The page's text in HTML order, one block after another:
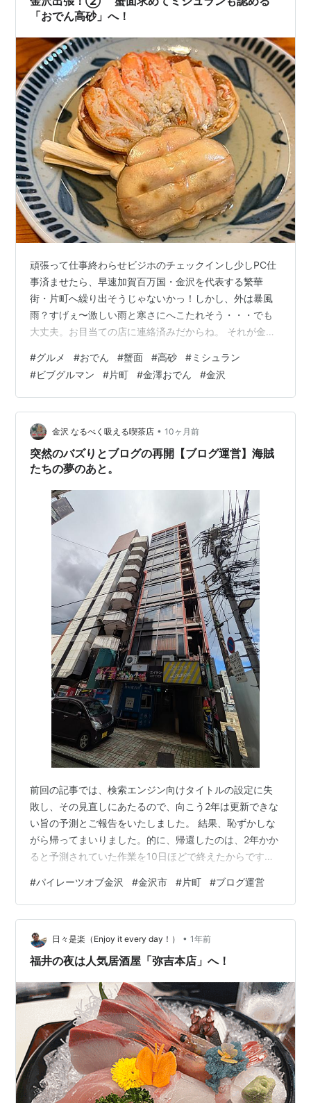
「おでん高砂」へ！
頑張って仕事終わらせビジホのチェックインし少しPC仕
事済ませたら、早速加賀百万国・金沢を代表する繁華
街・片町へ繰り出そうじゃないかっ！しかし、外は暴風
雨？すげぇ〜激しい雨と寒さにへこたれそう・・・でも
大丈夫。お目当ての店に連絡済みだからね。 それが金澤
ルマン獲得しているおでん屋さんだからね。だからって
格式ばった高級店ではなく、いわゆる典型的な大衆おで
ん屋さんというのがいいのだ。お目当てはもちろん金沢
の11〜12月といえばこの期間限定の「蟹面」しかないだ
ろう！待ちに待っただもんね。 何はともあれっまずは生
ビールだ！これがなきゃ始まらんだろう。もう…
#グルメ #おでん #蟹面 #高砂 #ミシュラン
#ビブグルマン #片町 #金澤おでん #金沢
金沢 なるべく吸える喫茶店 • 10ヶ月前
突然のバズりとブログの再開【ブログ運営】海賊
たちの夢のあと。
前回の記事では、検索エンジン向けタイトルの設定に失
敗し、その見直しにあたるので、向こう2年は更新できな
い旨の予測とご報告をいたしました。 結果、恥ずかしな
がら帰ってまいりました。的に、帰還したのは、2年かか
ると予測されていた作業を10日ほどで終えたからです。
自分を褒めてあげたい、あるいは愛でてあげたい。とい
うか、ちょっとした御人なら、数時間で終えたであろう
作業量であっただろうから、何をグズグズしていたんだ
ね、という気がしないでもない。 検索エンジン向けタイ
トル は、噂によるとアベレージ35文字程度に設定するの
#パイレーツオブ金沢 #金沢市 #片町 #ブログ運営
日々是楽（Enjoy it every day！） • 1年前
福井の夜は人気居酒屋「弥吉本店」へ！